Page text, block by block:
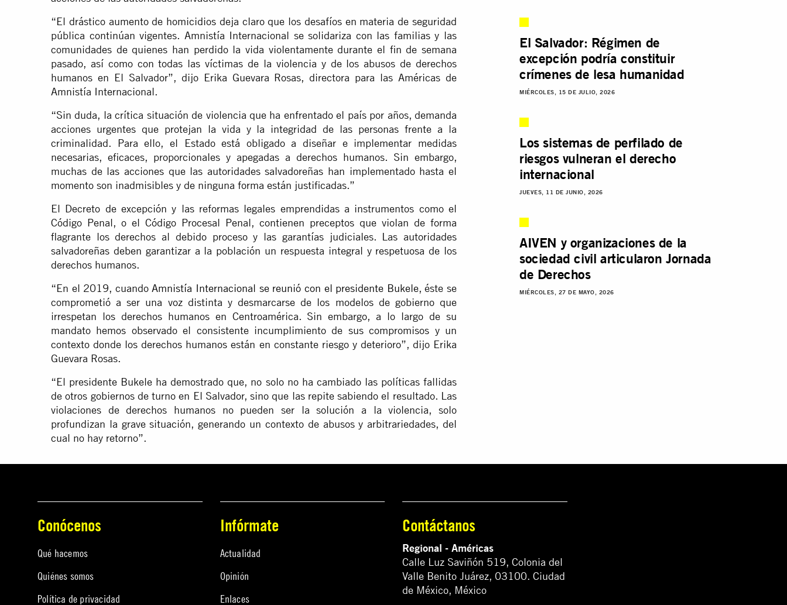
“El drástico aumento de homicidios deja claro que los desafíos en materia de seguridad
pública continúan vigentes. Amnistía Internacional se solidariza con las familias y las
comunidades de quienes han perdido la vida violentamente durante el fin de semana
pasado, así como con todas las víctimas de la violencia y de los abusos de derechos
humanos en El Salvador”, dijo Erika Guevara Rosas, directora para las Américas de
Amnistía Internacional.
“Sin duda, la crítica situación de violencia que ha enfrentado el país por años, demanda
acciones urgentes que protejan la vida y la integridad de las personas frente a la
criminalidad. Para ello, el Estado está obligado a diseñar e implementar medidas
necesarias, eficaces, proporcionales y apegadas a derechos humanos. Sin embargo,
muchas de las acciones que las autoridades salvadoreñas han implementado hasta el
momento son inadmisibles y de ninguna forma están justificadas.”
El Decreto de excepción y las reformas legales emprendidas a instrumentos como el
Código Penal, o el Código Procesal Penal, contienen preceptos que violan de forma
flagrante los derechos al debido proceso y las garantías judiciales. Las autoridades
salvadoreñas deben garantizar a la población un respuesta integral y respetuosa de los
derechos humanos.
“En el 2019, cuandoAmnistía Internacional se reunió con el presidente Bukele, éste se
comprometió a ser una voz distinta y desmarcarse de los modelos de gobierno que
irrespetan los derechos humanos en Centroamérica. Sin embargo, a lo largo de su
mandato hemos observado el consistente incumplimiento de sus compromisos y un
contexto donde los derechos humanos están en constante riesgo y deterioro”, dijo Erika
Guevara Rosas.
“El presidente Bukele ha demostrado que, no solo no ha cambiado las políticas fallidas
de otros gobiernos de turno en El Salvador, sino que las repite sabiendo el resultado. Las
violaciones de derechos humanos no pueden ser la solución a la violencia, solo
profundizan la grave situación, generando un contexto de abusos y arbitrariedades, del
cual no hay retorno”.
El Salvador: Régimen de
excepción podría constituir
crímenes de lesa humanidad
MIÉRCOLES, 15 DE JULIO, 2026
Los sistemas de perfilado de
riesgos vulneran el derecho
internacional
JUEVES, 11 DE JUNIO, 2026
AIVEN y organizaciones de la
sociedad civil articularon Jornada
de Derechos
MIÉRCOLES, 27 DE MAYO, 2026
Conócenos
Qué hacemos
Quiénes somos
Política de privacidad
Infórmate
Actualidad
Opinión
Enlaces
Contáctanos
Regional - Américas
Calle Luz Saviñón 519, Colonia del
Valle Benito Juárez, 03100. Ciudad
de México, México